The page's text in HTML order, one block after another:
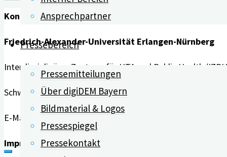
Ansprechpartner
Pressebereich
Pressemitteilungen
Über digiDEM Bayern
Bildmaterial & Logos
Pressespiegel
Pressekontakt
Kontakt
Friedrich-Alexander-Universität Erlangen-Nürnberg
Interdisziplinäres Zentrum für HTA und Public Health
Schwabachanlage 6 | 91054 Erlangen
E-Mail: info@digidem-bayern.de
Impressum | Datenschutz